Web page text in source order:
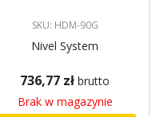
SKU: HDM-90G
Nivel System
736,77 zł brutto
Brak w magazynie